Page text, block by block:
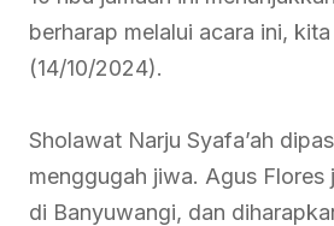
berharap melalui acara ini,
(14/10/2024).
Sholawat Narju Syafa’ah
menggugah jiwa. Agus Flores
di Banyuwangi, dan